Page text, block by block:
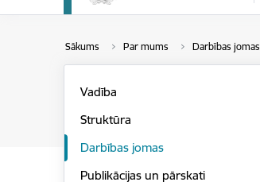
Sākums Par mums Darbības jomas
Vadība
Struktūra
Darbības jomas
Publikācijas un pārskati